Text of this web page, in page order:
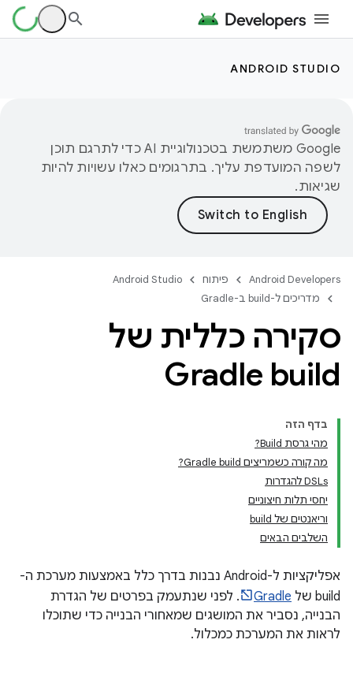
ANDROID STUDIO
‫Google משתמשת בטכנולוגיית AI כדי לתרגם תוכן
לשפה המועדפת עליך. בתרגומים כאלו עשויות להיות
שגיאות.
Android Developers פיתוח
Android Studio
מדריכים ל-build ב-Gradle
סקירה כללית של
Gradle build
בדף הזה
מהי גרסת Build?
מה קורה כשמריצים Gradle build?
‫DSLs להגדרות
יחסי תלות חיצוניים
וריאנטים של build
השלבים הבאים
אפליקציות ל-Android נבנות בדרך כלל באמצעות מערכת ה-
build של
Gradle
. לפני שנתעמק בפרטים של הגדרת
הבנייה, נסביר את המושגים שמאחורי הבנייה כדי שתוכלו
לראות את המערכת כמכלול.